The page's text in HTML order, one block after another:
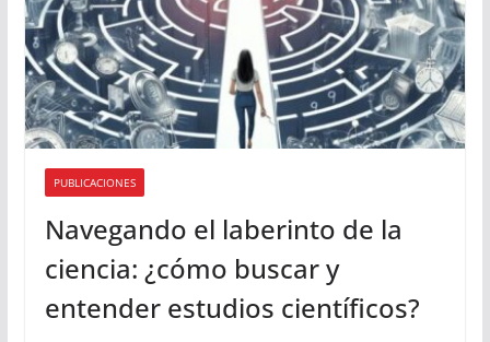
PUBLICACIONES
Navegando el laberinto de la
ciencia: ¿cómo buscar y
entender estudios científicos?